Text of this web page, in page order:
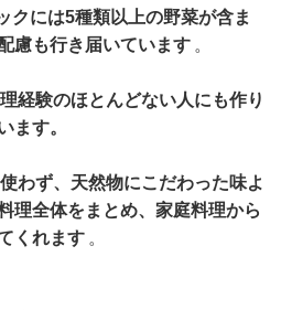
クには5種類以上の野菜が含ま
慮も行き届いています 。
経験のほとんどない人にも作り
ます。
わず、天然物にこだわった味よ
理全体をまとめ、家庭料理から
くれます 。